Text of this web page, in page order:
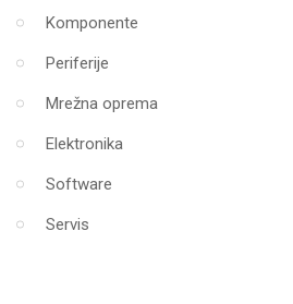
Komponente
Periferije
Mrežna oprema
Elektronika
Software
Servis